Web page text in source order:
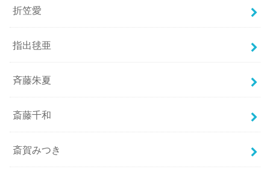
折笠愛
指出毬亜
斉藤朱夏
斎藤千和
斎賀みつき